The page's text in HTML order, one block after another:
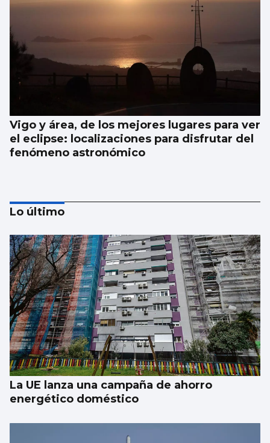
Vigo y área, de los mejores lugares para ver
el eclipse: localizaciones para disfrutar del
fenómeno astronómico
La meteorología será benévola para
observar el eclipse del 12 de agosto
Lo último
La UE lanza una campaña de ahorro
energético doméstico